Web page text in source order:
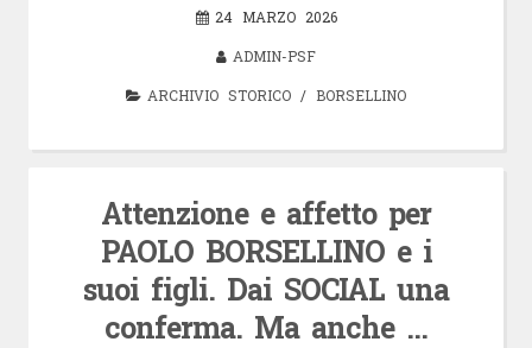
24 MARZO 2026
ADMIN-PSF
ARCHIVIO STORICO / BORSELLINO
Attenzione e affetto per
PAOLO BORSELLINO e i
suoi figli. Dai SOCIAL una
conferma. Ma anche …